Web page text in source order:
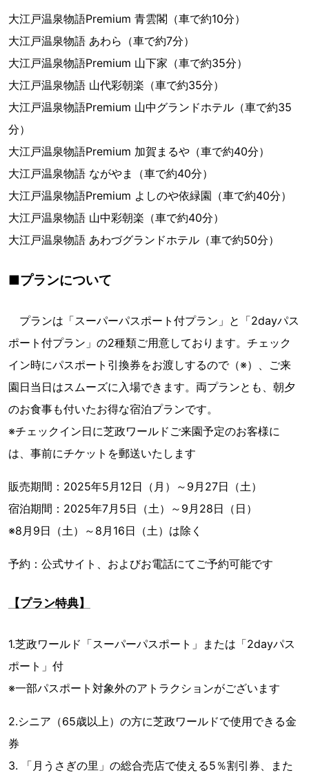
大江戸温泉物語Premium 青雲閣（車で約10分）
大江戸温泉物語 あわら（車で約7分）
大江戸温泉物語Premium 山下家（車で約35分）
大江戸温泉物語 山代彩朝楽（車で約35分）
大江戸温泉物語Premium 山中グランドホテル（車で約35
分）
大江戸温泉物語Premium 加賀まるや（車で約40分）
大江戸温泉物語 ながやま（車で約40分）
大江戸温泉物語Premium よしのや依緑園（車で約40分）
大江戸温泉物語 山中彩朝楽（車で約40分）
大江戸温泉物語 あわづグランドホテル（車で約50分）
■プランについて
プランは「スーパーパスポート付プラン」と「2dayパス
ポート付プラン」の2種類ご用意しております。チェック
イン時にパスポート引換券をお渡しするので（※）、ご来
園日当日はスムーズに入場できます。両プランとも、朝夕
のお食事も付いたお得な宿泊プランです。
※チェックイン日に芝政ワールドご来園予定のお客様に
は、事前にチケットを郵送いたします
販売期間：2025年5月12日（月）～9月27日（土）
宿泊期間：2025年7月5日（土）～9月28日（日）
※8月9日（土）～8月16日（土）は除く
予約：公式サイト、およびお電話にてご予約可能です
【プラン特典】
1.芝政ワールド「スーパーパスポート」または「2dayパス
ポート」付
※一部パスポート対象外のアトラクションがございます
2.シニア（65歳以上）の方に芝政ワールドで使用できる金
券
3. 「月うさぎの里」の総合売店で使える5％割引券、また